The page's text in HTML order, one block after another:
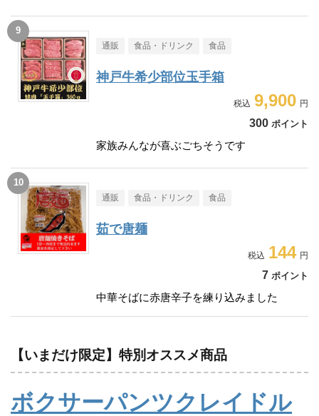
通販 食品・ドリンク 食品
神戸牛希少部位玉手箱
9,900
300 ポイント
家族みんなが喜ぶごちそうです
通販 食品・ドリンク 食品
茹で唐麺
144
7 ポイント
中華そばに赤唐辛子を練り込みました
【いまだけ限定】特別オススメ商品
ボクサーパンツクレイドル